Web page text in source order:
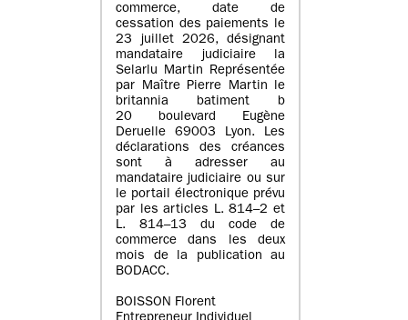
commerce, date de
cessation des paiements le
23 juillet 2026, désignant
mandataire judiciaire la
Selarlu Martin Représentée
par Maître Pierre Martin le
britannia batiment b
20 boulevard Eugène
Deruelle 69003 Lyon. Les
déclarations des créances
sont à adresser au
mandataire judiciaire ou sur
le portail électronique prévu
par les articles L. 814–2 et
L. 814–13 du code de
commerce dans les deux
mois de la publication au
BODACC.
BOISSON Florent